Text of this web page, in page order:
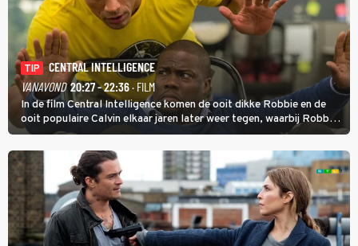
TIP
CENTRAL INTELLIGENCE
VANAVOND 20:27 - 22:36· FILM
In de film Central Intelligence komen de ooit dikke Robbie en de
ooit populaire Calvin elkaar jaren later weer tegen, waarbij Robbie,
inmiddels supergespierd en werkzaam voor de CIA, Calvins hulp
goed kan gebruiken.